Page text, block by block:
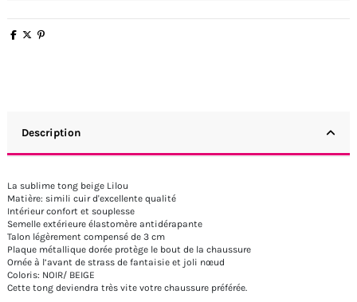
Description
La sublime tong beige Lilou
Matière: simili cuir d'excellente qualité
Intérieur confort et souplesse
Semelle extérieure élastomère antidérapante
Talon légèrement compensé de 3 cm
Plaque métallique dorée protège le bout de la chaussure
Ornée à l’avant de strass de fantaisie et joli nœud
Coloris: NOIR/ BEIGE
Cette tong deviendra très vite votre chaussure préférée.